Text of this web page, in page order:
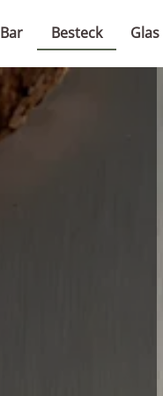
Bar Besteck Glas